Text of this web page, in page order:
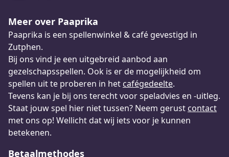
Meer over Paaprika
Paaprika is een spellenwinkel & café gevestigd in
Zutphen.
Bij ons vind je een uitgebreid aanbod aan
gezelschapsspellen. Ook is er de mogelijkheid om
spellen uit te proberen in het cafégedeelte.
Tevens kan je bij ons terecht voor speladvies en -uitleg.
Staat jouw spel hier niet tussen? Neem gerust contact
met ons op! Wellicht dat wij iets voor je kunnen
betekenen.
Betaalmethodes